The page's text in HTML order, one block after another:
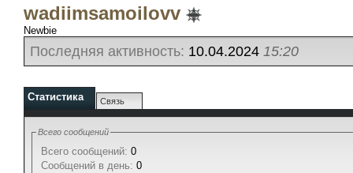
wadiimsamoilovv
Newbie
Последняя активность: 10.04.2024 15:20
Статистика Связь
Всего сообщений
Всего сообщений: 0
Сообщений в день: 0